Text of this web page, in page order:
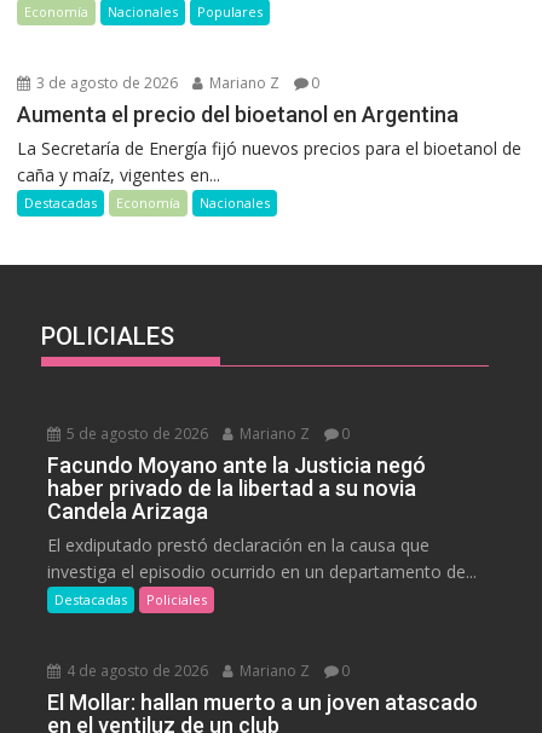
Economía Nacionales Populares
3 de agosto de 2026 Mariano Z 0
Aumenta el precio del bioetanol en Argentina
La Secretaría de Energía fijó nuevos precios para el bioetanol de
caña y maíz, vigentes en...
Destacadas Economía Nacionales
POLICIALES
5 de agosto de 2026 Mariano Z 0
Facundo Moyano ante la Justicia negó
haber privado de la libertad a su novia
Candela Arizaga
El exdiputado prestó declaración en la causa que
investiga el episodio ocurrido en un departamento de...
Destacadas Policiales
4 de agosto de 2026 Mariano Z 0
El Mollar: hallan muerto a un joven atascado
en el ventiluz de un club